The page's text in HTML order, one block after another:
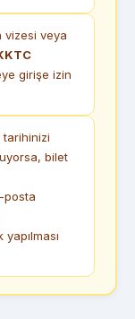
veya
girişe izin
bilet
posta